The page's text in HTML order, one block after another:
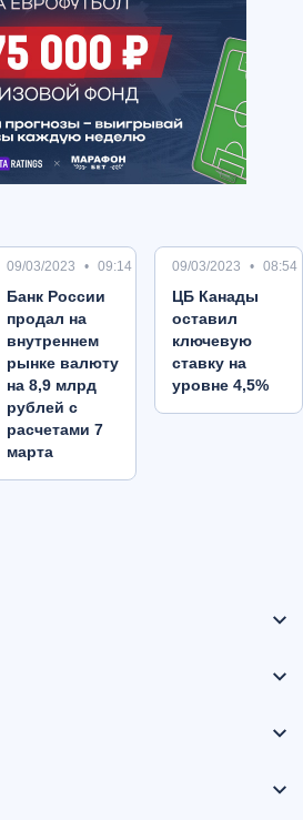
09/03/2023 09:14
Банк России
продал на
внутреннем
рынке валюту
на 8,9 млрд
рублей с
расчетами 7
марта
09/03/2023 08:54
ЦБ Канады
оставил
ключевую
ставку на
уровне 4,5%